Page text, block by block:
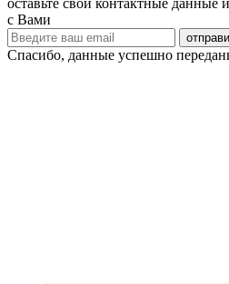
оставьте свои контактные данные
с Вами
Спасибо, данные успешно